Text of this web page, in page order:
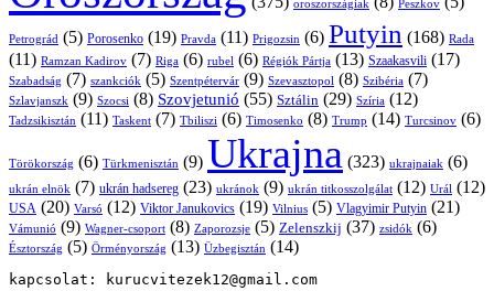
oroszországiak Peszkov
Petrográd (5) Porosenko (19) Pravda (11) Prigozsin (6) Putyin (168) Rada
(11) Ramzan Kadirov (7) Riga (6) rubel (6) Régiók Pártja (13) Szaakasvili (17)
Szabadság (7) szankciók (5) Szentpétervár (9) Szevasztopol (8) Szibéria (7)
Szlavjanszk (9) Szocsi (8) Szovjetunió (55) Sztálin (29) Szíria (12)
Tadzsikisztán (11) Taskent (7) Tbiliszi (6) Timosenko (8) Trump (14) Turcsinov (6)
Törökország (6) Türkmenisztán (9) Ukrajna (323) ukrajnaiak (6)
ukrán elnök (7) ukrán hadsereg (23) ukránok (9) ukrán titkosszolgálat (12) Urál (12)
USA (20) Varsó (12) Viktor Janukovics (19) Vilnius (5) Vlagyimir Putyin (21)
Vámunió (9) Wagner-csoport (8) Zaporozsje (5) Zelenszkij (37) zsidók (6)
Észtország (5) Örményország (13) Üzbegisztán (14)
kapcsolat: kurucvitezek12@gmail.com